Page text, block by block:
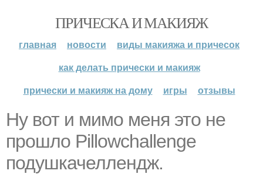
ПРИЧЕСКА И МАКИЯЖ
главная новости
виды макияжа и причесок
как делать прически и макияж
прически и макияж на дому
игры отзывы
Ну вот и мимо меня это не
прошло Pillowchallenge
подушкачеллендж.